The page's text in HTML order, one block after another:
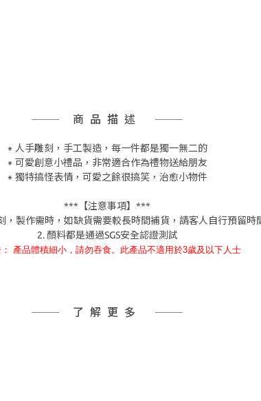
商品描述
⁕ 人手雕刻，手工製造，每一件都是獨一無二的
⁕ 可愛創意小禮品，非常適合作為禮物送給朋友
⁕ 獨特搞怪表情，可愛之餘很搞笑，治愈小物件
***【注意事項】***
，製作需時，如缺貨需要較長時間補貨，請客人自行預留時
2. 顏料都是通過SGS安全認證測試
產品體積細小，請勿吞食。此產品不適用於3歲及以下人士
了解更多